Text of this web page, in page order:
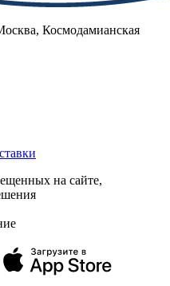
Космодамианская
на сайте,